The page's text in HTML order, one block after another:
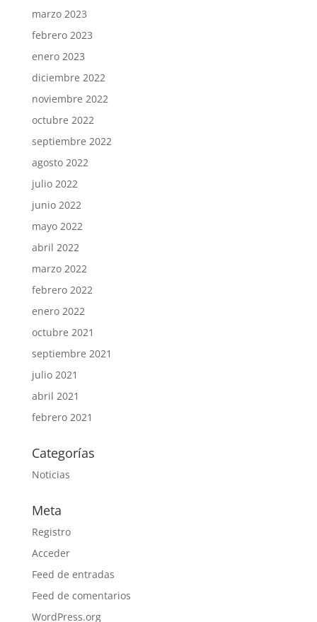
marzo 2023
febrero 2023
enero 2023
diciembre 2022
noviembre 2022
octubre 2022
septiembre 2022
agosto 2022
julio 2022
junio 2022
mayo 2022
abril 2022
marzo 2022
febrero 2022
enero 2022
octubre 2021
septiembre 2021
julio 2021
abril 2021
febrero 2021
Categorías
Noticias
Meta
Registro
Acceder
Feed de entradas
Feed de comentarios
WordPress.org